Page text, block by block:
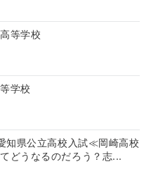
等学校
学校
知県公立高校入試≪岡崎高校
どうなるのだろう？志...